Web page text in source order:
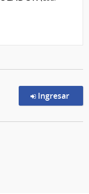
Ingresar